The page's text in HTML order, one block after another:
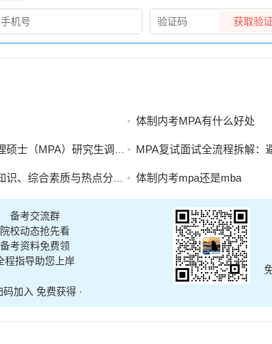
获取验
体制内考MPA有什么好处
MPA）研究生调剂工作办法 MPA复试面试全流程拆解：
综合素质与热点分析能力 体制内考mpa还是mba
备考交流群
院校动态抢先看
备考资料免费领
程指导助您上岸
码加入 免费获得 ·